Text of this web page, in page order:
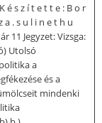
s z í t e t t e : B o r
a . s u l i n e t h u
11 Jegyzet: Vizsga:
Utolsó
a
és a
mindenki